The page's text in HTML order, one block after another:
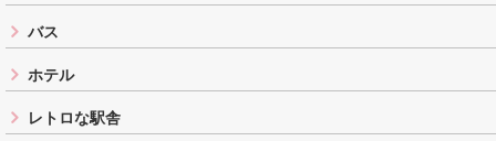
バス
ホテル
レトロな駅舎